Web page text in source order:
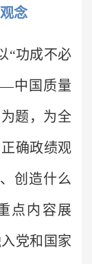
念
“功成不必
中国质量
题，为全
确政绩观
创造什么
点内容展
党和国家